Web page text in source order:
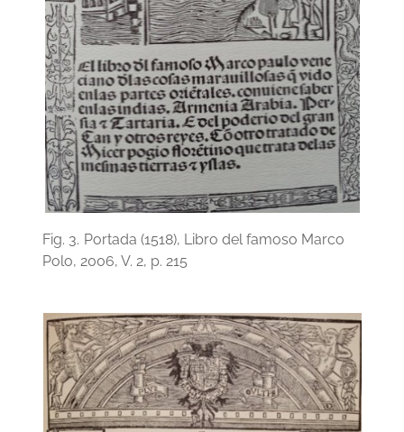
Fig. 3. Portada (1518), Libro del famoso Marco
Polo, 2006, V. 2, p. 215